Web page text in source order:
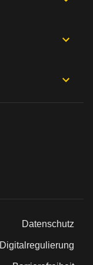
Datenschutz
Digitalregulierung